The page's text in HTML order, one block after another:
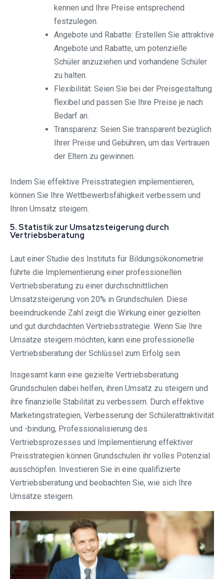
kennen und Ihre Preise entsprechend
festzulegen.
Angebote und Rabatte: Erstellen Sie attraktive
Angebote und Rabatte, um potenzielle
Schüler anzuziehen und vorhandene Schüler
zu halten.
Flexibilität: Seien Sie bei der Preisgestaltung
flexibel und passen Sie Ihre Preise je nach
Bedarf an.
Transparenz: Seien Sie transparent bezüglich
Ihrer Preise und Gebühren, um das Vertrauen
der Eltern zu gewinnen.
Indem Sie effektive Preisstrategien implementieren,
können Sie Ihre Wettbewerbsfähigkeit verbessern und
Ihren Umsatz steigern.
5. Statistik zur Umsatzsteigerung durch
Vertriebsberatung
Laut einer Studie des Instituts für Bildungsökonometrie
führte die Implementierung einer professionellen
Vertriebsberatung zu einer durchschnittlichen
Umsatzsteigerung von 20% in Grundschulen. Diese
beeindruckende Zahl zeigt die Wirkung einer gezielten
und gut durchdachten Vertriebsstrategie. Wenn Sie Ihre
Umsätze steigern möchten, kann eine professionelle
Vertriebsberatung der Schlüssel zum Erfolg sein.
Insgesamt kann eine gezielte Vertriebsberatung
Grundschulen dabei helfen, ihren Umsatz zu steigern und
ihre finanzielle Stabilität zu verbessern. Durch effektive
Marketingstrategien, Verbesserung der Schülerattraktivität
und -bindung, Professionalisierung des
Vertriebsprozesses und Implementierung effektiver
Preisstrategien können Grundschulen ihr volles Potenzial
ausschöpfen. Investieren Sie in eine qualifizierte
Vertriebsberatung und beobachten Sie, wie sich Ihre
Umsätze steigern.